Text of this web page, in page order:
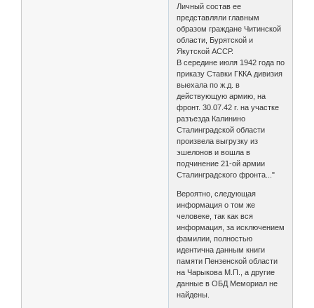
Личный состав ее
представляли главным
образом граждане Читинской
области, Бурятской и
Якутской АССР.
В середине июля 1942 года по
приказу Ставки ГККА дивизия
выехала по ж.д. в
действующую армию, на
фронт. 30.07.42 г. на участке
разъезда Калинино
Сталинградской области
произвела выгрузку из
эшелонов и вошла в
подчинение 21-ой армии
Сталинградского фронта..."
Вероятно, следующая
информация о том же
человеке, так как вся
информация, за исключением
фамилии, полностью
идентична данным книги
памяти Пензенской области
на Чарыкова М.П., а другие
данные в ОБД Мемориал не
найдены.